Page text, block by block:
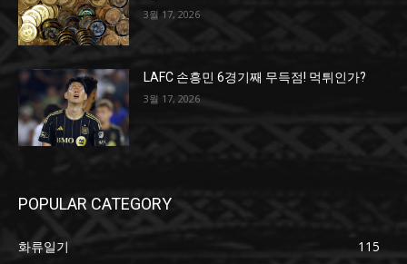
3월 17, 2026
LAFC 손흥민 6경기째 무득점! 먹튀인가?
3월 17, 2026
POPULAR CATEGORY
화류일기
115